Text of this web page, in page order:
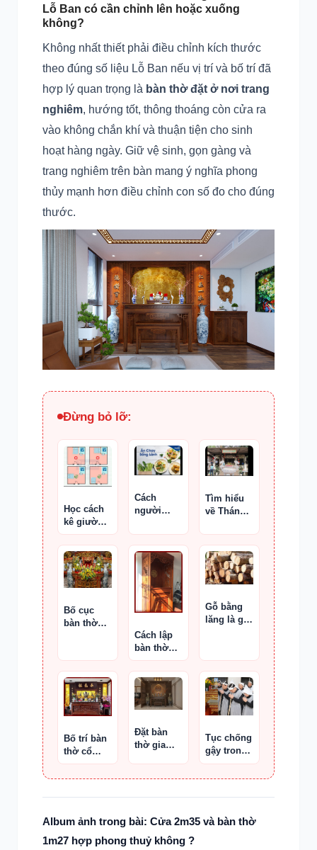
Lỗ Ban có cần chỉnh lên hoặc xuống
không?
Không nhất thiết phải điều chỉnh kích thước
theo đúng số liệu Lỗ Ban nếu vị trí và bố trí đã
hợp lý quan trọng là bàn thờ đặt ở nơi trang
nghiêm, hướng tốt, thông thoáng còn cửa ra
vào không chắn khí và thuận tiện cho sinh
hoạt hàng ngày. Giữ vệ sinh, gọn gàng và
trang nghiêm trên bàn mang ý nghĩa phong
thủy mạnh hơn điều chỉnh con số đo cho đúng
thước.
Đừng bỏ lỡ:
Học cách
kê giường
ngủ chuẩn
Cách
người
Việt tưởng
nhớ tổ tiên
Tìm hiểu
về Thánh
Suối Lân
Bố cục
bàn thờ
Cách lập
bàn thờ
cha mẹ
Gỗ bằng
lăng là gì
Bố trí bàn
thờ cổ
truyền
Đặt bàn
thờ gia
thủy
Tục chống
gậy trong
tang lễ
Album ảnh trong bài: Cửa 2m35 và bàn thờ
1m27 hợp phong thuỷ không ?